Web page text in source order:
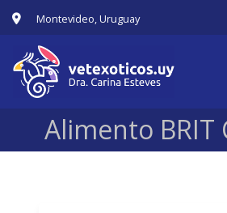
Montevideo, Uruguay
Alimento BRIT